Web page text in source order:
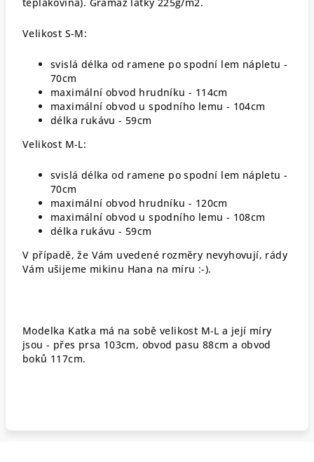
Velikost S-M:
svislá délka od ramene po spodní lem nápletu -
70cm
maximální obvod hrudníku - 114cm
maximální obvod u spodního lemu - 104cm
délka rukávu - 59cm
Velikost M-L:
svislá délka od ramene po spodní lem nápletu -
70cm
maximální obvod hrudníku - 120cm
maximální obvod u spodního lemu - 108cm
délka rukávu - 59cm
V případě, že Vám uvedené rozměry nevyhovují, rády
Vám ušijeme mikinu Hana na míru :-).
Modelka Katka má na sobě velikost M-L a její míry
jsou - přes prsa 103cm, obvod pasu 88cm a obvod
boků 117cm.